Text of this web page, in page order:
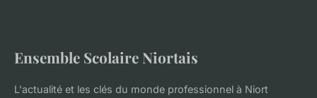
Ensemble Scolaire Niortais
L'actualité et les clés du monde professionnel à Niort